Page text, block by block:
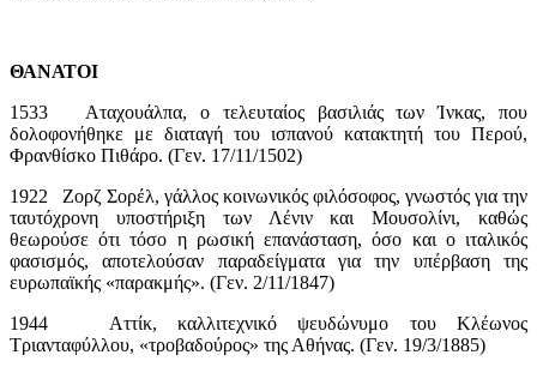
ΘΑΝΑΤΟΙ
1533 Αταχουάλπα, ο τελευταίος βασιλιάς των Ίνκας, που
δολοφονήθηκε με διαταγή του ισπανού κατακτητή του Περού,
Φρανθίσκο Πιθάρο. (Γεν. 17/11/1502)
1922 Ζορζ Σορέλ, γάλλος κοινωνικός φιλόσοφος, γνωστός για την
ταυτόχρονη υποστήριξη των Λένιν και Μουσολίνι, καθώς
θεωρούσε ότι τόσο η ρωσική επανάσταση, όσο και ο ιταλικός
φασισμός, αποτελούσαν παραδείγματα για την υπέρβαση της
ευρωπαϊκής «παρακμής». (Γεν. 2/11/1847)
1944 Αττίκ, καλλιτεχνικό ψευδώνυμο του Κλέωνος
Τριανταφύλλου, «τροβαδούρος» της Αθήνας. (Γεν. 19/3/1885)